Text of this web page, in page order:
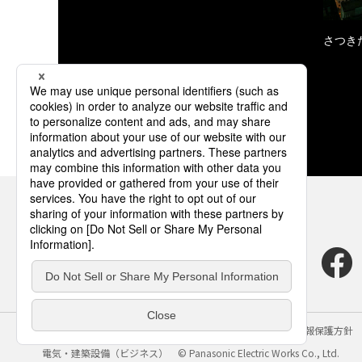
さつき
サイトのご利用にあたって クッキーポリシー
個人情報保護方針
電気・建築設備（ビジネス）
© Panasonic Electric Works Co., Ltd.